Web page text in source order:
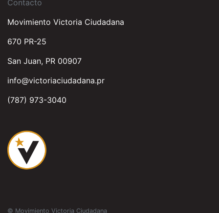
Contacto
Movimiento Victoria Ciudadana
670 PR-25
San Juan, PR 00907
info@victoriaciudadana.pr
(787) 973-3040
© Movimiento Victoria Ciudadana